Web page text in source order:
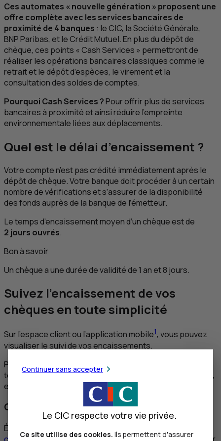
Ces automates « nouvelle génération » proposent une
offre complète avec les services bancaires de
proximité de 4 banques : leCIC, la Société Générale,
BNPParibas, et le Crédit Mutuel. En plus du dépôt de
chèque, ces points «CashServices » permettront de
réaliser les opérations bancaires classiques comme le
retrait et le dépôt d’espèces, le virement et la
consultation des soldes de comptes.
Pourquoi CashServices ?Pour offrir plus de services
bancaires à proximité et ainsi réduire l’empreinte
environnementale liées aux déplacements.
Quel est le délai d’encaissement ?
Votre compte n’est pas crédité immédiatement après le
dépôt de chèque. Votre banque doit procéder à un certain
nombre de vérifications et s’assurer de la disponibilité
des fonds auprès de la banque de l’émetteur.
Le temps d’encaissement moyen d’un chèque est de
2 jours ouvrés.
Bon à savoir
Un chèque a une durée de validité de 1 an et 8 jours.
Suivez l’encaissement de vos
chèques en toute simplicité
Sur l’espace client ou l’application mobile1, vous pouvez
visualiser le suivi de vos encaissements.
Pratique, vous accédez à la liste de vos chéquiers et de
tous les chèques associés qu’ils soient crédités, débités,
en opposition, détruits ou inutilisés.
Chèque de banque : restez vigilant
Établi par la banque à la demande du client (acheteur),
Continuer sans accepter
Le CIC respecte votre vie privée.
Ce site utilise des cookies. Ils permettent d'assurer